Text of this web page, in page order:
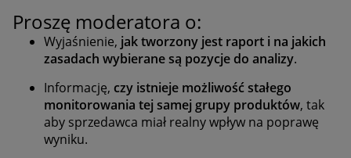
Proszę moderatora o:
Wyjaśnienie, jak tworzony jest raport i na jakich
zasadach wybierane są pozycje do analizy.
Informację, czy istnieje możliwość stałego
monitorowania tej samej grupy produktów, tak
aby sprzedawca miał realny wpływ na poprawę
wyniku.